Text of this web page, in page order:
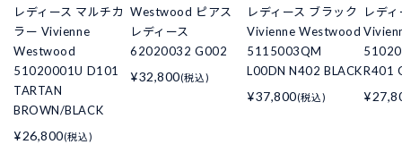
レディース マルチカ
ラー Vivienne
Westwood
51020001U D101
TARTAN
BROWN/BLACK
¥26,800(税込)
Westwood ピアス
レディース
62020032 G002
¥32,800(税込)
レディース ブラック
Vivienne Westwood
5115003QM
L00DN N402 BLACK
¥37,800(税込)
レデ
R401